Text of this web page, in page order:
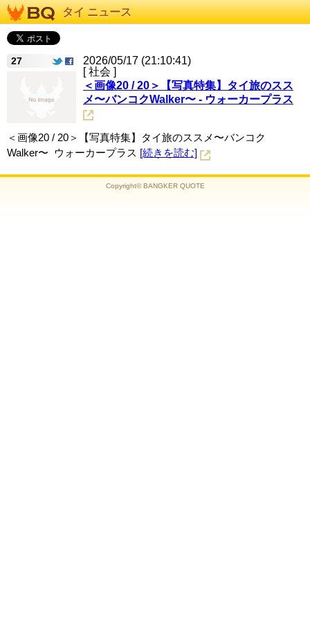
タイ ニュース
27
2026/05/17 (21:10:41)
[ 社会 ]
＜画像20 / 20＞【写真特集】タイ旅のスス
メ〜バンコクWalker〜 - ウォーカープラス
＜画像20 / 20＞【写真特集】タイ旅のススメ〜バンコク
Walker〜 ウォーカープラス [続きを読む]
Copyright© BANGKER QUOTE